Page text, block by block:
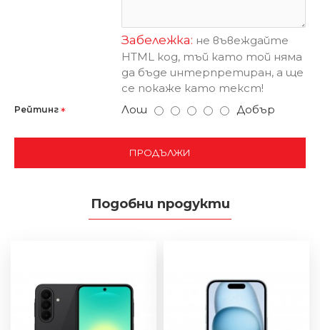
Забележка: не въвеждайте
HTML код, тъй като той няма
да бъде интерпретиран, а ще
се покаже като текст!
Рейтинг Лош Добър
ПРОДЪЛЖИ
Подобни продукти